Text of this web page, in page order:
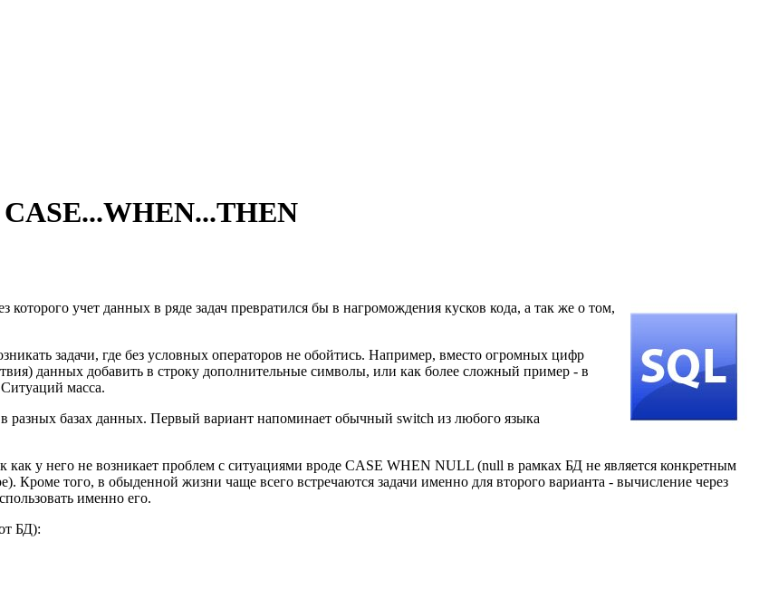
учет данных в ряде задач превратился бы в нагромождения кусков кода, а так же о том,
задачи, где без условных операторов не обойтись. Например, вместо огромных цифр
данных добавить в строку дополнительные символы, или как более сложный пример - в
масса.
базах данных. Первый вариант напоминает обычный switch из любого языка
как у него не возникает проблем с ситуациями вроде CASE WHEN NULL (null в рамках БД не является конкретным
Кроме того, в обыденной жизни чаще всего встречаются задачи именно для второго варианта - вычисление через
именно его.
БД):